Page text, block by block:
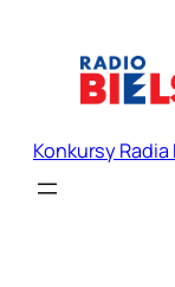
Konkursy Radia